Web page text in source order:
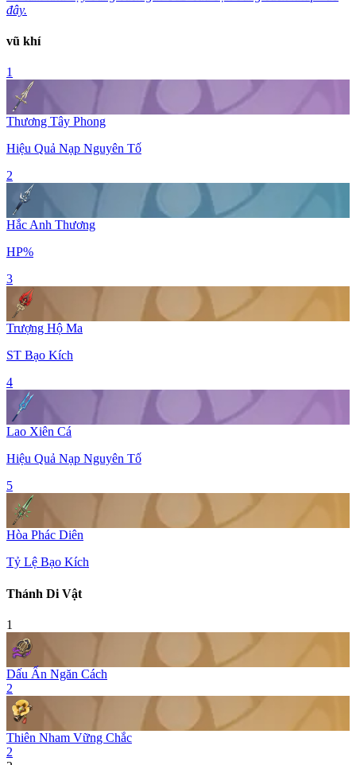
đây.
vũ khí
1
Thương Tây Phong
Hiệu Quả Nạp Nguyên Tố
2
Hắc Anh Thương
HP%
3
Trượng Hộ Ma
ST Bạo Kích
4
Lao Xiên Cá
Hiệu Quả Nạp Nguyên Tố
5
Hòa Phác Diên
Tỷ Lệ Bạo Kích
Thánh Di Vật
1
Dấu Ấn Ngăn Cách
2
Thiên Nham Vững Chắc
2